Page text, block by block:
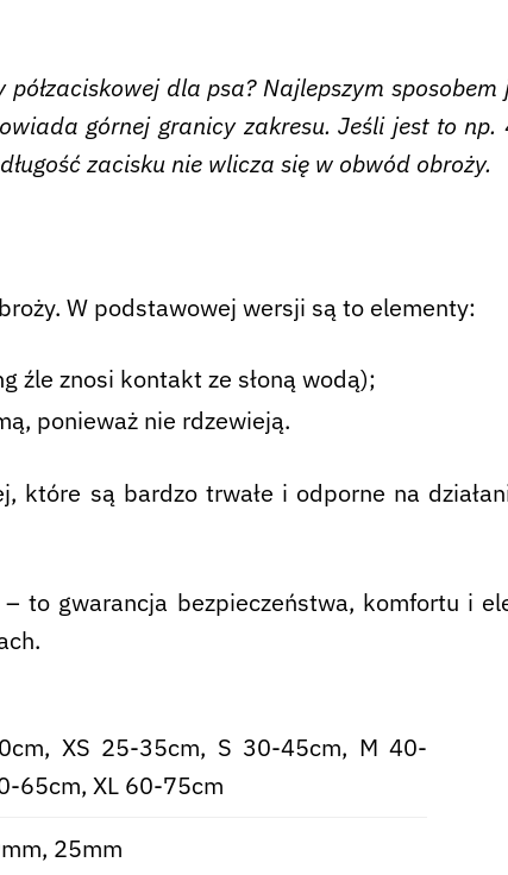
dla psa? Najlepszym sposobem
górnej granicy zakresu. Jeśli jest to
zacisku nie wlicza się w obwód obroży.
W podstawowej wersji są to elementy:
źle znosi kontakt ze słoną wodą);
ponieważ nie rdzewieją.
są bardzo trwałe i odporne na
to gwarancja bezpieczeństwa, komfortu i
XS 25-35cm, S 30-45cm, M 40-
65cm, XL 60-75cm
25mm